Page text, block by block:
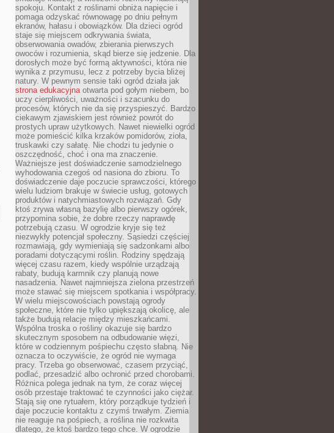
spokoju. Kontakt z roślinami obniża napięcie i
pomaga odzyskać równowagę po dniu pełnym
ekranów, hałasu i obowiązków. Dla dzieci ogród
staje się miejscem odkrywania świata,
obserwowania owadów, zbierania pierwszych
owoców i rozumienia, skąd bierze się jedzenie. Dla
dorosłych może być formą aktywności, która nie
wynika z przymusu, lecz z potrzeby bycia bliżej
natury. W pewnym sensie taki ogród działa jak
strona edukacyjnaotwarta pod gołym niebem, bo
uczy cierpliwości, uważności i szacunku do
procesów, których nie da się przyspieszyć. Bardzo
ciekawym zjawiskiem jest również powrót do
prostych upraw użytkowych. Nawet niewielki ogród
może pomieścić kilka krzaków pomidorów, zioła,
truskawki czy sałatę. Nie chodzi tu jedynie o
oszczędność, choć i ona ma znaczenie.
Ważniejsze jest doświadczenie samodzielnego
wyhodowania czegoś od nasiona do zbioru. To
doświadczenie daje poczucie sprawczości, którego
wielu ludziom brakuje w świecie usług, gotowych
produktów i natychmiastowych rozwiązań. Gdy
ktoś zrywa własną bazylię albo pierwszy ogórek,
przypomina sobie, że dobre rzeczy naprawdę
potrzebują czasu. W ogrodzie kryje się też
niezwykły potencjał społeczny. Sąsiedzi częściej
rozmawiają, gdy wymieniają się sadzonkami albo
poradami dotyczącymi roślin. Rodziny spędzają
więcej czasu razem, kiedy wspólnie urządzają
rabaty, budują karmnik czy planują nowe
nasadzenia. Nawet najmniejsza zielona przestrzeń
może stawać się miejscem spotkania i współpracy.
W wielu miejscowościach powstają ogrody
społeczne, które nie tylko upiększają okolicę, ale
także budują relacje między mieszkańcami.
Wspólna troska o rośliny okazuje się bardzo
skutecznym sposobem na odbudowanie więzi,
które w codziennym pośpiechu często słabną. Nie
oznacza to oczywiście, że ogród nie wymaga
pracy. Trzeba go obserwować, czasem przyciąć,
podlać, przesadzić albo ochronić przed chorobami.
Różnica polega jednak na tym, że coraz więcej
osób przestaje traktować te czynności jako ciężar.
Stają się one rytuałem, który porządkuje tydzień i
daje poczucie kontaktu z czymś trwałym. Ziemia
nie reaguje na pośpiech, a roślina nie rozkwita
dlatego, że ktoś bardzo tego chce. W ogrodzie